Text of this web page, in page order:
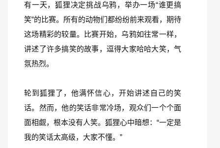
有一天，狐狸决定挑战乌鸦，举办一场“谁更搞
笑”的比赛。所有的动物们都纷纷前来观看，期待
这场精彩的较量。比赛开始，乌鸦如往常一样，
讲述了许多搞笑的故事，逗得大家哈哈大笑，气
氛热烈。
轮到狐狸了，他满怀信心，开始讲述自己的笑
话。然而，他的笑话非常冷场，观众们一个个面
面相觑，根本没有人笑。狐狸心中暗想：“一定是
我的笑话太高级，大家不懂。”